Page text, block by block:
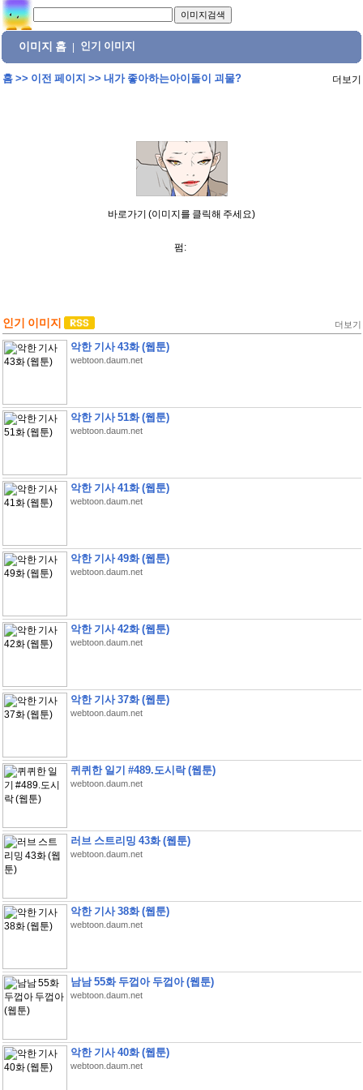
이미지 홈 인기 이미지
홈>> 이전 페이지 >> 내가 좋아하는아이돌이 괴물? 더보기
바로가기 (이미지를 클릭해 주세요)
펌:
인기 이미지 더보기
악한 기사 43화 (웹툰)
webtoon.daum.net
악한 기사 51화 (웹툰)
webtoon.daum.net
악한 기사 41화 (웹툰)
webtoon.daum.net
악한 기사 49화 (웹툰)
webtoon.daum.net
악한 기사 42화 (웹툰)
webtoon.daum.net
악한 기사 37화 (웹툰)
webtoon.daum.net
퀴퀴한 일기 #489.도시락 (웹툰)
webtoon.daum.net
러브 스트리밍 43화 (웹툰)
webtoon.daum.net
악한 기사 38화 (웹툰)
webtoon.daum.net
남남 55화 두껍아 두껍아 (웹툰)
webtoon.daum.net
악한 기사 40화 (웹툰)
webtoon.daum.net